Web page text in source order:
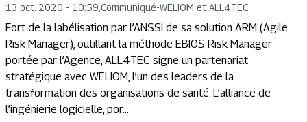
13 oct. 2020 - 10:59 Communiqué-WELIOM et ALL4TEC
Fort de la labélisation par l’ANSSI de sa solution ARM (Agile
Risk Manager), outillant la méthode EBIOS Risk Manager
portée par l’Agence, ALL4TEC signe un partenariat
stratégique avec WELIOM, l’un des leaders de la
transformation des organisations de santé. L’alliance de
l’ingénierie logicielle, por...